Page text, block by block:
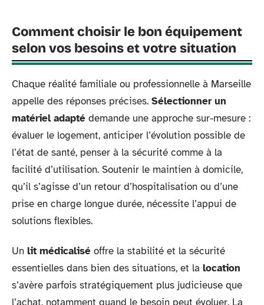
Comment choisir le bon équipement
selon vos besoins et votre situation
Chaque réalité familiale ou professionnelle à Marseille
appelle des réponses précises. Sélectionner un
matériel adapté demande une approche sur-mesure :
évaluer le logement, anticiper l’évolution possible de
l’état de santé, penser à la sécurité comme à la
facilité d’utilisation. Soutenir le maintien à domicile,
qu’il s’agisse d’un retour d’hospitalisation ou d’une
prise en charge longue durée, nécessite l’appui de
solutions flexibles.
Un lit médicalisé offre la stabilité et la sécurité
essentielles dans bien des situations, et la location
s’avère parfois stratégiquement plus judicieuse que
l’achat, notamment quand le besoin peut évoluer. La